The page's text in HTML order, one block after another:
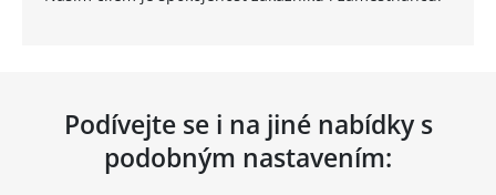
Podívejte se i na jiné nabídky s
podobným nastavením: